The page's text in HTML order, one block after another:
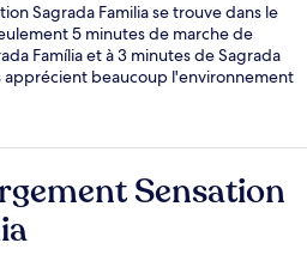
Sagrada Familia se trouve dans le
5 minutes de marche de
Família et à 3 minutes de Sagrada
apprécient beaucoup l'environnement
Sensation